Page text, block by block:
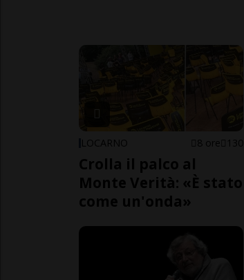
LOCARNO 8 ore 130
Crolla il palco al
Monte Verità: «È stato
come un'onda»